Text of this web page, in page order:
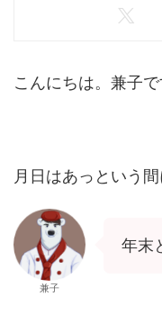
こんにちは。兼子で
月日はあっという
兼子
年末